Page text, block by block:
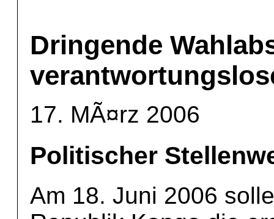
Dringende
17. MÃ¤rz 2006
Politischer
Am 18. Juni 2006